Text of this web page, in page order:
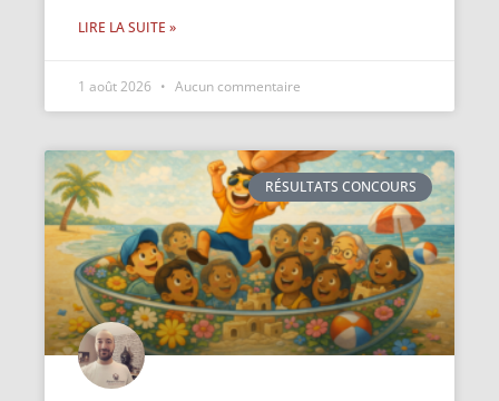
LIRE LA SUITE »
1 août 2026 Aucun commentaire
RÉSULTATS CONCOURS